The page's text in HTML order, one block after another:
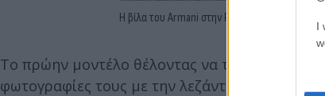
I
Η βίλα του Armani στην Pantelleria (Photo by
Το πρώην μοντέλο θέλοντας να τιμήσει την
φωτογραφίες τους με την λεζάντα: «Ένας